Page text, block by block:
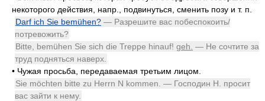
некоторого действия, напр., подвинуться, сменить позу и т. п.
Darf ich Sie bemühen? — Разрешите вас побеспокоить/
потревожить?
Bitte, bemühen Sie sich die Treppe hinauf! geh. — Не сочтите за
труд подняться наверх.
• Чужая просьба, передаваемая третьим лицом.
Sie möchten bitte zu Herrn N kommen. — Господин Н. просит
вас зайти к нему.